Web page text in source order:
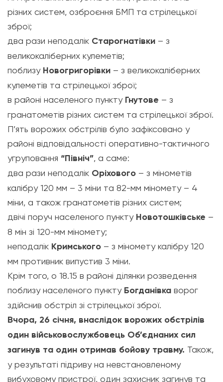
різних систем, озброєння БМП та стрілецької
зброї;
два рази неподалік Старогнатівки – з
великокаліберних кулеметів;
поблизу Новогригорівки – з великокаліберних
кулеметів та стрілецької зброї;
в районі населеного пункту Гнутове – з
гранатометів різних систем та стрілецької зброї.
П’ять ворожих обстрілів було зафіксовано у
районі відповідальності оперативно-тактичного
угруповання “Північ”, а саме:
два рази неподалік Оріхового – з мінометів
калібру 120 мм – 3 міни та 82-мм міномету – 4
міни, а також гранатометів різних систем;
двічі поруч населеного пункту Новотошківське –
8 мін зі 120-мм міномету;
неподалік Кримського – з міномету калібру 120
мм противник випустив 3 міни.
Крім того, о 18.15 в районі ділянки розведення
поблизу населеного пункту Богданівка ворог
здійснив обстріл зі стрілецької зброї.
Вчора, 26 січня, внаслідок ворожих обстрілів
один військовослужбовець Об’єднаних сил
загинув та один отримав бойову травму. Також,
у результаті підриву на невстановленому
вибуховому пристрої, один захисник загинув та